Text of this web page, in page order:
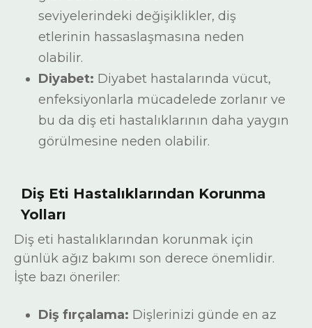
seviyelerindeki değişiklikler, diş
etlerinin hassaslaşmasına neden
olabilir.
Diyabet: Diyabet hastalarında vücut,
enfeksiyonlarla mücadelede zorlanır ve
bu da diş eti hastalıklarının daha yaygın
görülmesine neden olabilir.
Diş Eti Hastalıklarından Korunma
Yolları
Diş eti hastalıklarından korunmak için
günlük ağız bakımı son derece önemlidir.
İşte bazı öneriler:
Diş fırçalama: Dişlerinizi günde en az